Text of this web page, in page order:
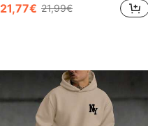
21,77€ 21,99€